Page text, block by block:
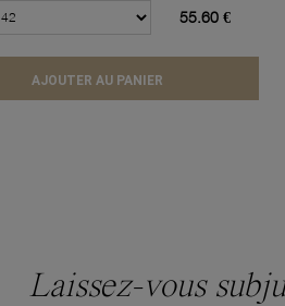
55.60 €
AJOUTER AU PANIER
Laissez-vous